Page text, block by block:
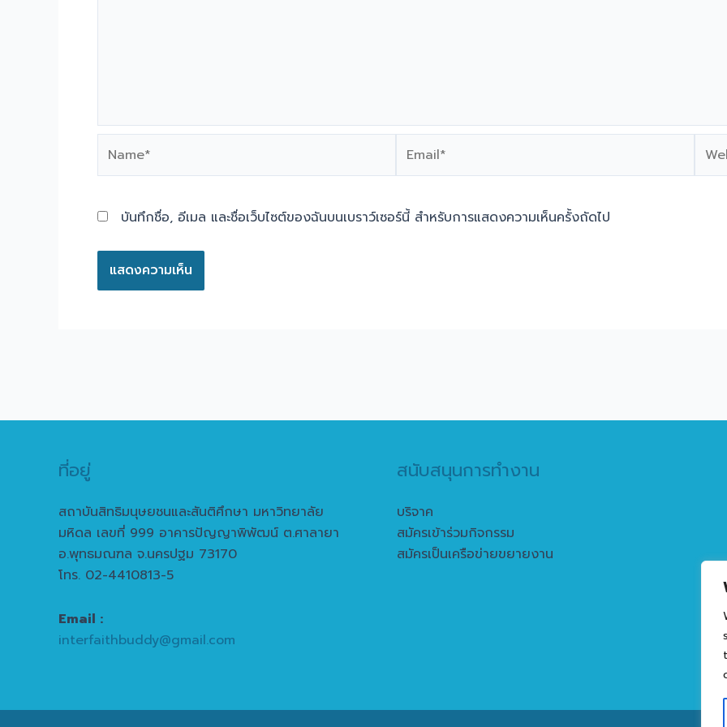
บันทึกชื่อ, อีเมล และชื่อเว็บไซต์ของฉันบนเบราว์เซอร์นี้ สำหรับการแสดงความเห็นครั้งถัดไป
ที่อยู่
สถาบันสิทธิมนุษยชนและสันติศึกษา มหาวิทยาลัย
มหิดล เลขที่ 999 อาคารปัญญาพิพัฒน์ ต.ศาลายา
อ.พุทธมณฑล จ.นครปฐม 73170
โทร. 02-4410813-5
Email :
interfaithbuddy@gmail.com
สนับสนุนการทำงาน
บริจาค
สมัครเข้าร่วมกิจกรรม
สมัครเป็นเครือข่ายขยายงาน